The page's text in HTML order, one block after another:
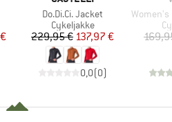
Artikel
Do.Di.Ci. Jacket
Produktgruppe
Cykeljakke
Pris
229,95 €Nedsat pris
137,97 €
0,0(0)
Artikel
Women's